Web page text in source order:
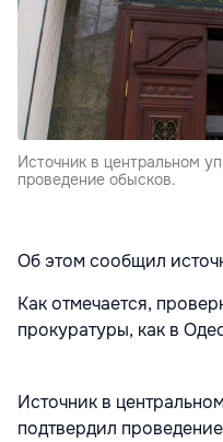
Источник в центральном
проведение обысков.
Об этом сообщил
Как отмечается,
прокуратуры, как в
Источник в
подтвердил